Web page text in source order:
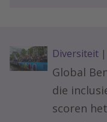
Diversiteit|
Global
die
scoren